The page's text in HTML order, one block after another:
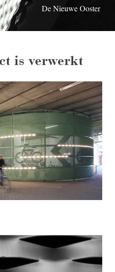
De Nieuwe Ooster
De Nieuwe Ooster
De Nieuwe Ooster
is verwerkt